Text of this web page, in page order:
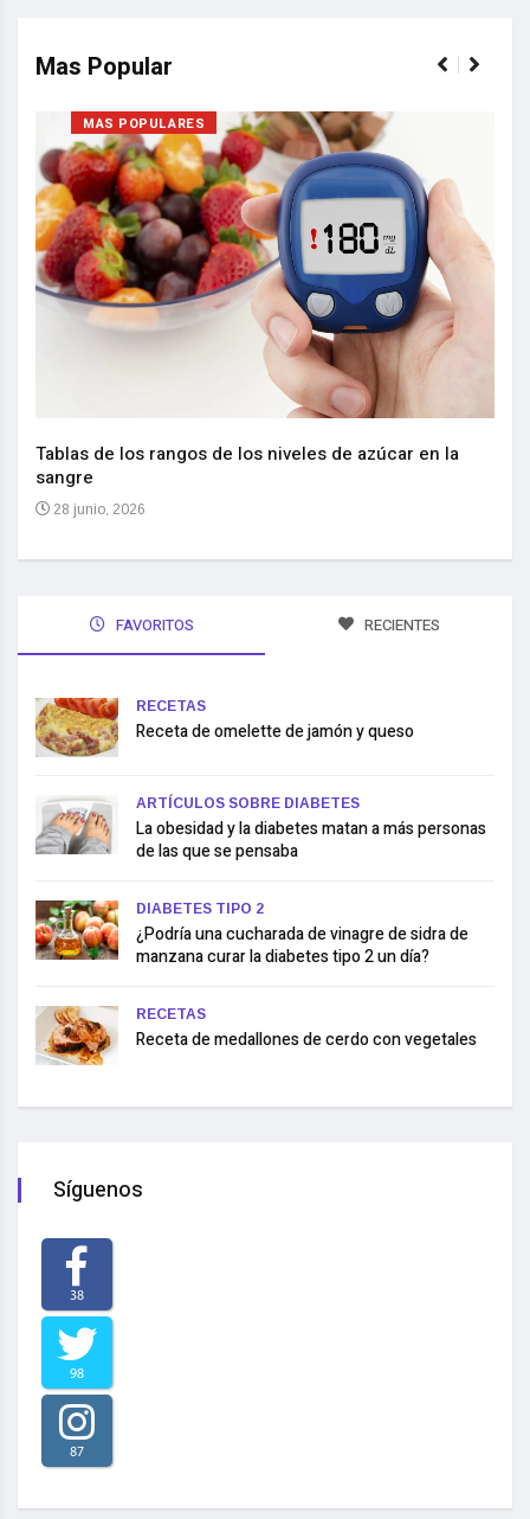
Mas Popular
MAS POPULARES
Tablas de los rangos de los niveles de azúcar en la
sangre
28 junio, 2026
FAVORITOS RECIENTES
RECETAS
Receta de omelette de jamón y queso
ARTÍCULOS SOBRE DIABETES
La obesidad y la diabetes matan a más personas
de las que se pensaba
DIABETES TIPO 2
¿Podría una cucharada de vinagre de sidra de
manzana curar la diabetes tipo 2 un día?
RECETAS
Receta de medallones de cerdo con vegetales
Síguenos
38
98
87